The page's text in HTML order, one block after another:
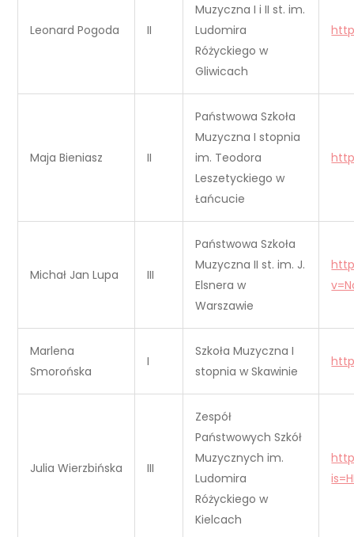
Leonard Pogoda II
Muzyczna I i II st. im.
Ludomira
Różyckiego w
Gliwicach
Maja Bieniasz II
Państwowa Szkoła
Muzyczna I stopnia
im. Teodora
Leszetyckiego w
Łańcucie
Michał Jan Lupa III
Państwowa Szkoła
Muzyczna II st. im. J.
Elsnera w
Warszawie
Marlena
Smorońska
I
Szkoła Muzyczna I
stopnia w Skawinie
Julia Wierzbińska III
Zespół
Państwowych Szkół
Muzycznych im.
Ludomira
Różyckiego w
Kielcach